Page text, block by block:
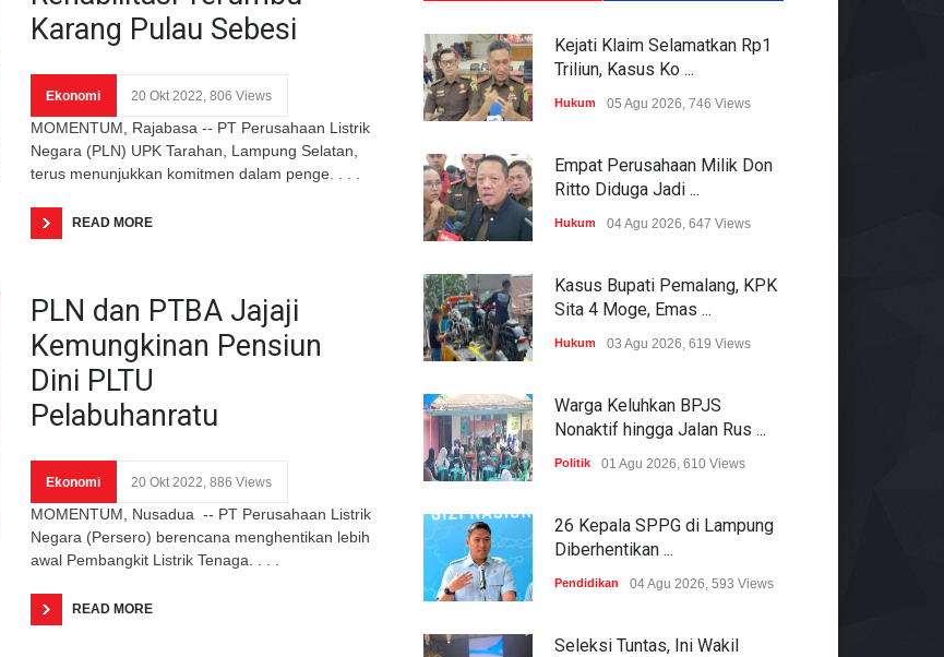
Karang Pulau Sebesi
Ekonomi 20 Okt 2022, 806 Views
MOMENTUM, Rajabasa -- PT Perusahaan Listrik
Negara (PLN) UPK Tarahan, Lampung Selatan,
terus menunjukkan komitmen dalam penge. . . .
READ MORE
PLN dan PTBA Jajaji
Kemungkinan Pensiun
Dini PLTU
Pelabuhanratu
Ekonomi 20 Okt 2022, 886 Views
MOMENTUM, Nusadua -- PT Perusahaan Listrik
Negara (Persero) berencana menghentikan lebih
awal Pembangkit Listrik Tenaga. . . .
READ MORE
Kejati Klaim Selamatkan Rp1
Triliun, Kasus Ko ...
Hukum 05 Agu 2026, 746 Views
Empat Perusahaan Milik Don
Ritto Diduga Jadi ...
Hukum 04 Agu 2026, 647 Views
Kasus Bupati Pemalang, KPK
Sita 4 Moge, Emas ...
Hukum 03 Agu 2026, 619 Views
Warga Keluhkan BPJS
Nonaktif hingga Jalan Rus ...
Politik 01 Agu 2026, 610 Views
26 Kepala SPPG di Lampung
Diberhentikan ...
Pendidikan 04 Agu 2026, 593 Views
Seleksi Tuntas, Ini Wakil